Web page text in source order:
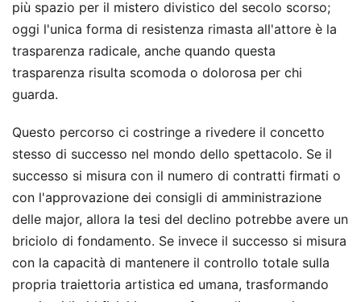
più spazio per il mistero divistico del secolo scorso;
oggi l'unica forma di resistenza rimasta all'attore è la
trasparenza radicale, anche quando questa
trasparenza risulta scomoda o dolorosa per chi
guarda.
Questo percorso ci costringe a rivedere il concetto
stesso di successo nel mondo dello spettacolo. Se il
successo si misura con il numero di contratti firmati o
con l'approvazione dei consigli di amministrazione
delle major, allora la tesi del declino potrebbe avere un
briciolo di fondamento. Se invece il successo si misura
con la capacità di mantenere il controllo totale sulla
propria traiettoria artistica ed umana, trasformando